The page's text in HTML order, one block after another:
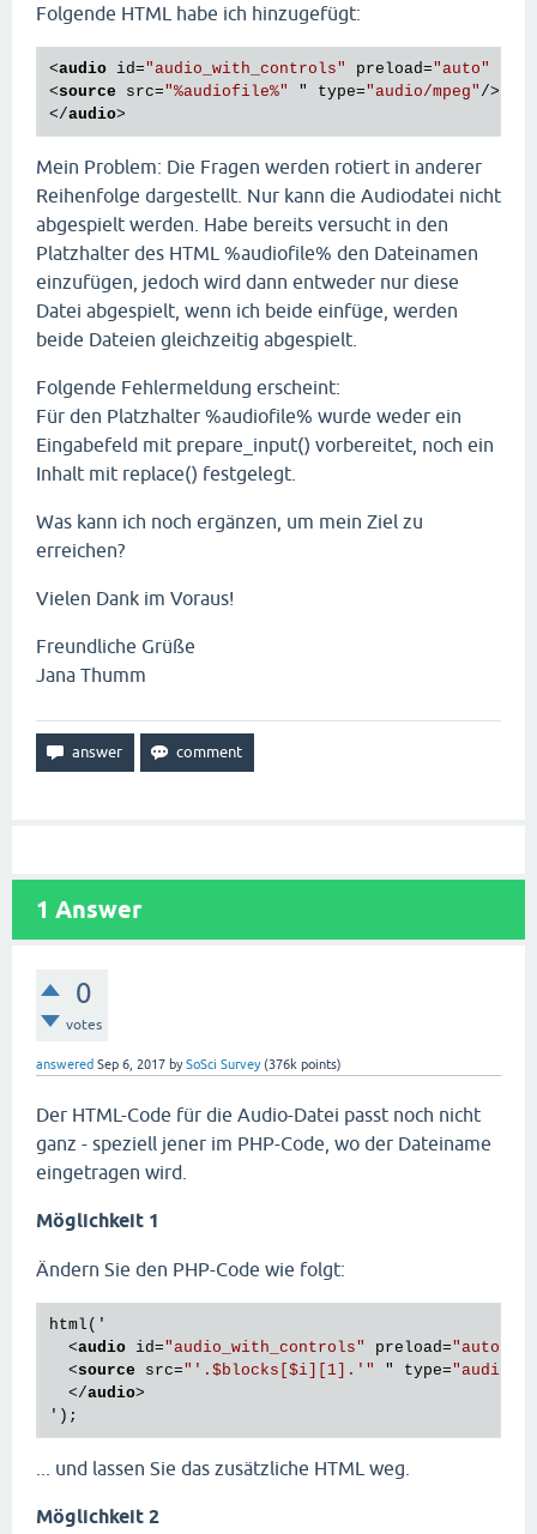
$i = loopPage(count($blocks));
html('<p><mp3 src="' . $blocks [$i][ ].'" alt=""></p>'
question($blocks[$i][0
Folgende HTML habe ich hinzugefügt:
<audio id="audio_with_controls" preload="auto"
<source src="%audiofile%" " type="audio/mpeg" />
</audio>
Mein Problem: Die Fragen werden rotiert in anderer
Reihenfolge dargestellt. Nur kann die Audiodatei nicht
abgespielt werden. Habe bereits versucht in den
Platzhalter des HTML %audiofile% den Dateinamen
einzufügen, jedoch wird dann entweder nur diese
Datei abgespielt, wenn ich beide einfüge, werden
beide Dateien gleichzeitig abgespielt.
Folgende Fehlermeldung erscheint:
Für den Platzhalter %audiofile% wurde weder ein
Eingabefeld mit prepare_input() vorbereitet, noch ein
Inhalt mit replace() festgelegt.
Was kann ich noch ergänzen, um mein Ziel zu
erreichen?
Vielen Dank im Voraus!
Freundliche Grüße
Jana Thumm
1 Answer
0
votes
answered Sep 6, 2017 bySoSci Survey (376k points)
Der HTML-Code für die Audio-Datei passt noch nicht
ganz - speziell jener im PHP-Code, wo der Dateiname
eingetragen wird.
Möglichkeit 1
Ändern Sie den PHP-Code wie folgt:
html('
<audio id="audio_with_controls" preload="auto"
<source src="'.$blocks[$i][1].'" " type="audio/
</audio>
... und lassen Sie das zusätzliche HTML weg.
Möglichkeit 2